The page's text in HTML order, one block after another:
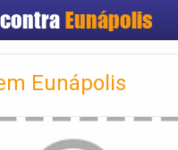
Eunápolis
Cadastrar empresa
Criar conta
Eunápolis